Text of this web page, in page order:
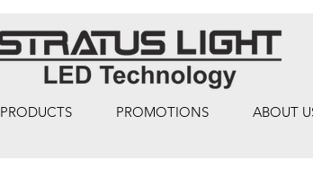
PRODUCTS PROMOTIONS ABOUT